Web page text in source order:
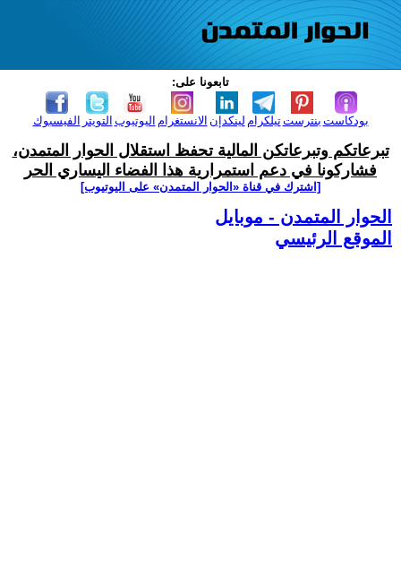
تابعونا على:
الفيسبوك التويتر اليوتيوب الانستغرام لينكدإن تيلكرامبنترست بودكاست
تبرعاتكم وتبرعاتكن المالية تحفظ استقلال الحوار المتمدن،
فشاركونا في دعم استمرارية هذا الفضاء اليساري الحر
[اشترك في قناة ‫«الحوار المتمدن» على اليوتيوب]
الحوار المتمدن - موبايل
الموقع الرئيسي